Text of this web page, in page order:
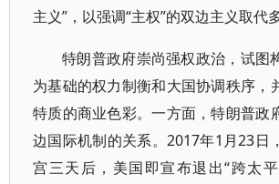
主义”，以强调“主权”的双边主义取代
特朗普政府崇尚强权政治，试图
为基础的权力制衡和大国协调秩序，
特质的商业色彩。一方面，特朗普政
边国际机制的关系。2017年1月23日
宫三天后，美国即宣布退出“跨太